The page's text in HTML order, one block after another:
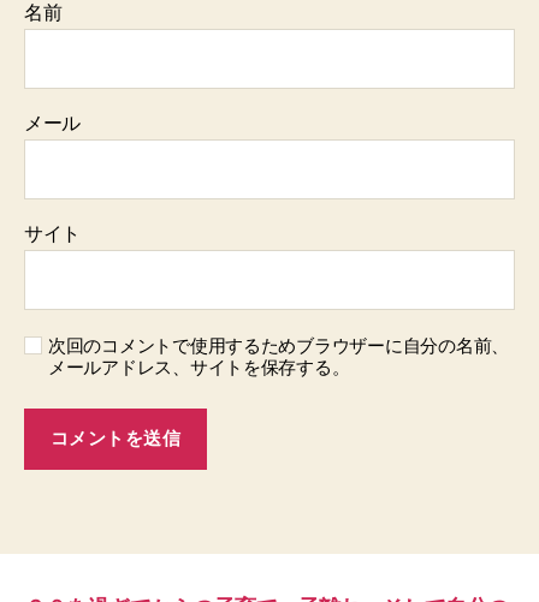
名前
メール
サイト
次回のコメントで使用するためブラウザーに自分の名前、
メールアドレス、サイトを保存する。